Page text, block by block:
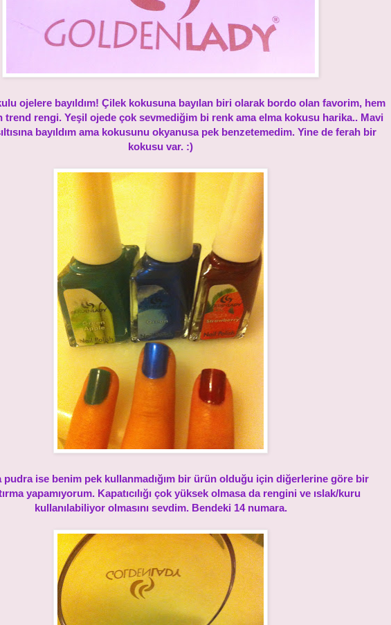
ojelere bayıldım! Çilek kokusuna bayılan biri olarak bordo olan favorim, hem
trend rengi. Yeşil ojede çok sevmediğim bi renk ama elma kokusu harika.. Mavi
bayıldım ama kokusunu okyanusa pek benzetemedim. Yine de ferah bir
kokusu var. :)
pudra ise benim pek kullanmadığım bir ürün olduğu için diğerlerine göre bir
yapamıyorum. Kapatıcılığı çok yüksek olmasa da rengini ve ıslak/kuru
kullanılabiliyor olmasını sevdim. Bendeki 14 numara.